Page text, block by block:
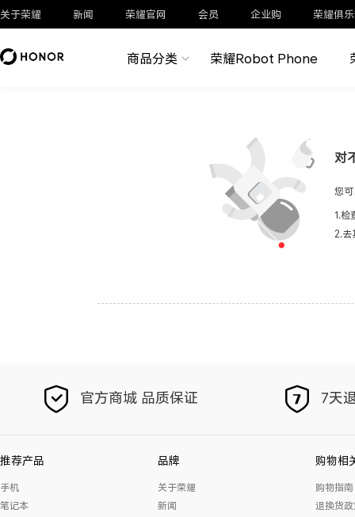
关于荣耀 新闻 荣耀官网 会员 企业购 荣耀俱
商品分类 荣耀Robot Phone
对
您
1.检
2.去
官方商城 品质保证 7天
推荐产品
手机
笔记本
品牌
关于荣耀
新闻
购物相
购物指南
退换货